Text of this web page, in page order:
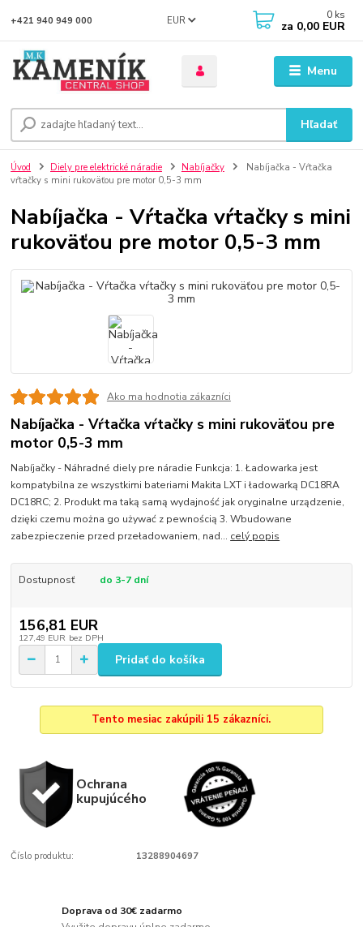
Menu
EUR
Hľadať
+421 940 949 000 0 ks
za 0,00 EUR
Úvod Diely pre elektrické náradie Nabíjačky
Nabíjačka - Vŕtačka
vŕtačky s mini rukoväťou pre motor 0,5-3 mm
Nabíjačka - Vŕtačka vŕtačky s mini
rukoväťou pre motor 0,5-3 mm
Ako ma hodnotia zákazníci
Nabíjačka - Vŕtačka vŕtačky s mini rukoväťou pre
motor 0,5-3 mm
Nabíjačky - Náhradné diely pre náradie Funkcja: 1. Ładowarka jest
kompatybilna ze wszystkimi bateriami Makita LXT i ładowarką DC18RA
DC18RC; 2. Produkt ma taką samą wydajność jak oryginalne urządzenie,
dzięki czemu można go używać z pewnością 3. Wbudowane
zabezpieczenie przed przeładowaniem, nad... celý popis
Dostupnosť do 3-7 dní
156,81 EUR
127,49 EUR bez DPH
Pridať do košíka
Tento mesiac zakúpili 15 zákazníci.
Ochrana
kupujúcého
Číslo produktu: 13288904697
Doprava od 30€ zadarmo